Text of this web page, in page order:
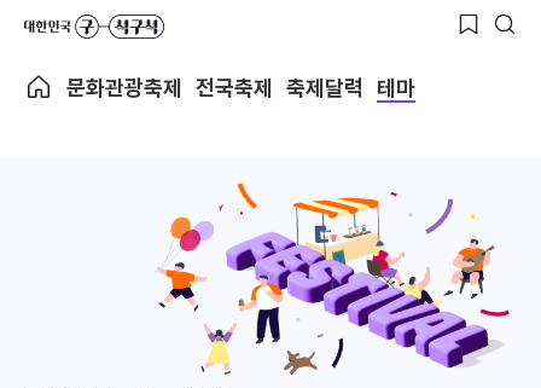
문화관광축제 전국축제 축제달력 테마